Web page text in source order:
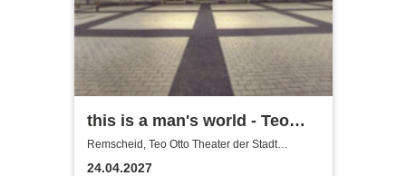
this is a man's world - Teo
Otto Theater
Remscheid, Teo Otto Theater der Stadt
Remscheid
24.04.2027